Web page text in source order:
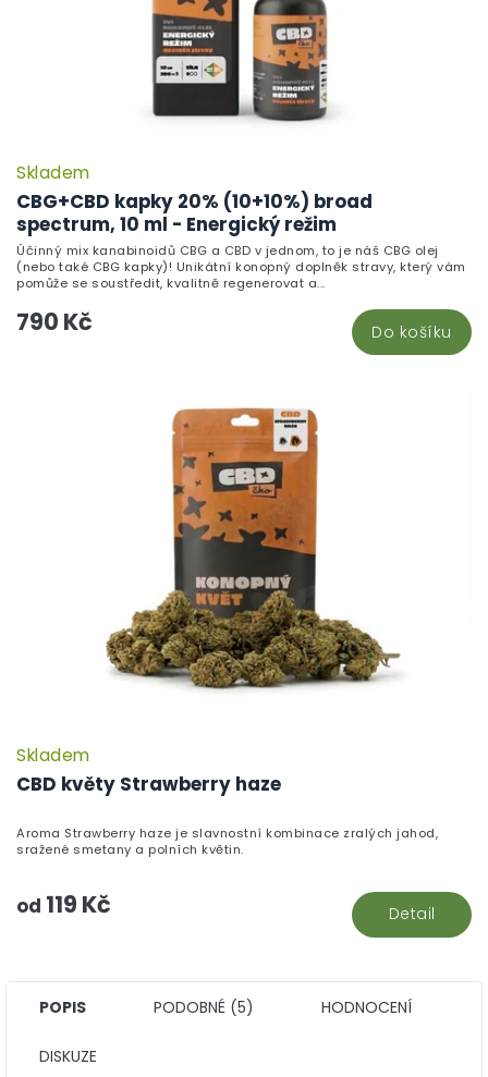
CBG+CBD kapky 20% (10+10%) broad
spectrum, 10 ml - Energický režim
Skladem
790 Kč Do košíku
Účinný mix kanabinoidů CBG a CBD v jednom, to je náš CBG olej
(nebo také CBG kapky)! Unikátní konopný doplněk stravy, který vám
pomůže se soustředit, kvalitně regenerovat a...
CBD květy Strawberry haze
Skladem
od 119 Kč Detail
Aroma Strawberry haze je slavnostní kombinace zralých jahod,
sražené smetany a polních květin.
POPIS PODOBNÉ (5) HODNOCENÍ
DISKUZE